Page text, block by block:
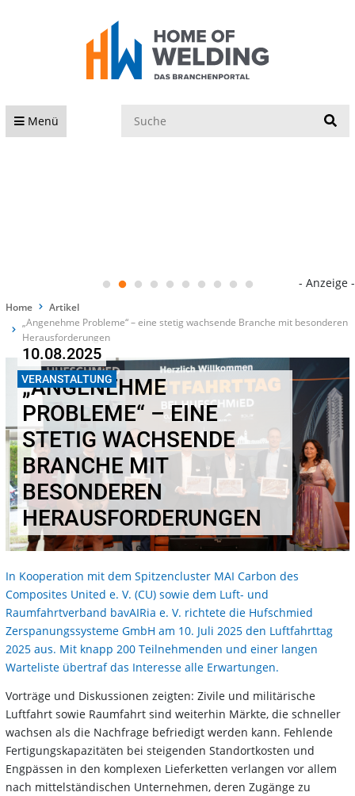
Menü
- Anzeige -
Home
Artikel
„Angenehme Probleme“ – eine stetig wachsende Branche mit besonderen
Herausforderungen
VERANSTALTUNG
10.08.2025
„ANGENEHME
PROBLEME“ – EINE
STETIG WACHSENDE
BRANCHE MIT
BESONDEREN
HERAUSFORDERUNGEN
In Kooperation mit dem Spitzencluster MAI Carbon des
Composites United e. V. (CU) sowie dem Luft- und
Raumfahrtverband bavAIRia e. V. richtete die Hufschmied
Zerspanungssysteme GmbH am 10. Juli 2025 den Luftfahrttag
2025 aus. Mit knapp 200 Teilnehmenden und einer langen
Warteliste übertraf das Interesse alle Erwartungen.
Vorträge und Diskussionen zeigten: Zivile und militärische
Luftfahrt sowie Raumfahrt sind weiterhin Märkte, die schneller
wachsen als die Nachfrage befriedigt werden kann. Fehlende
Fertigungskapazitäten bei steigenden Standortkosten und
Engpässen in den komplexen Lieferketten verlangen vor allem
nach mittelständischen Unternehmen, deren Zugänge zu